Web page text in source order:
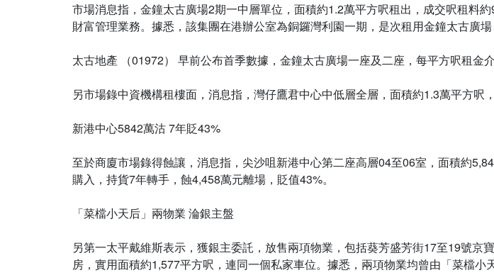
市場消息指，金鐘太古廣場2期一中層單位，面積約1.2萬平方呎租出，成交呎租料
財富管理業務。據悉，該集團在港辦公室為銅鑼灣利園一期，是次租用金鐘太古廣場
太古地產 （01972） 早前公布首季數據，金鐘太古廣場一座及二座，每平方呎租金
另市場錄中資機構租樓面，消息指，灣仔鷹君中心中低層全層，面積約1.3萬平方呎
新港中心5842萬沽 7年貶43%
至於商廈市場錄得蝕讓，消息指，尖沙咀新港中心第二座高層04至06室，面積約
購入，持貨7年轉手，蝕4,458萬元離場，貶值43%。
「菜檔小天后」兩物業 淪銀主盤
另第一太平戴維斯表示，獲銀主委託，放售兩項物業，包括葵芳盛芳街17至19號
房，實用面積約1,577平方呎，連同一個私家車位。據悉，兩項物業均曾由「菜檔小